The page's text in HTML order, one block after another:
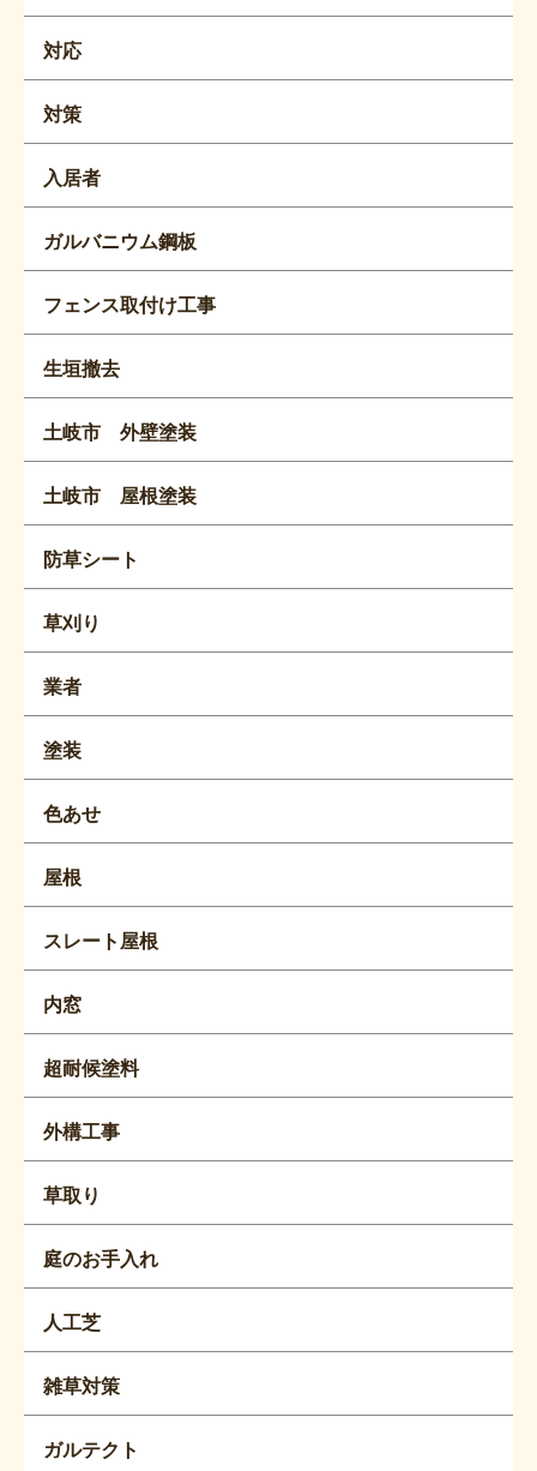
対応
対策
入居者
ガルバニウム鋼板
フェンス取付け工事
生垣撤去
土岐市 外壁塗装
土岐市 屋根塗装
防草シート
草刈り
業者
塗装
色あせ
屋根
スレート屋根
内窓
超耐候塗料
外構工事
草取り
庭のお手入れ
人工芝
雑草対策
ガルテクト